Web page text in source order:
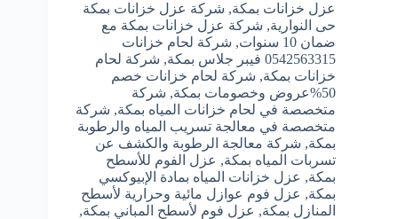
عزل خزانات بمكة, شركة عزل خزانات بمكة
حى النوارية, شركة عزل خزانات بمكة مع
ضمان 10 سنوات
, شركة لحام خزانات
0542563315 فيبر جلاس بمكة
, شركة لحام
خزانات بمكة, شركة لحام خزانات خصم
50%عروض وخصومات بمكة
, شركة
متخصصة في لحام خزانات المياه بمكة, شركة
متخصصة في معالجة تسريب المياه والرطوبة
بمكة, شركة معالجة الرطوبة والكشف عن
تسربات المياه بمكة, عزل الفوم للأسطح
بمكة, عزل خزانات المياه بمادة الإبيوكسي
بمكة, عزل فوم عوازل مائية وحرارية لأسطح
المنازل بمكة, عزل فوم لأسطح المباني بمكة,